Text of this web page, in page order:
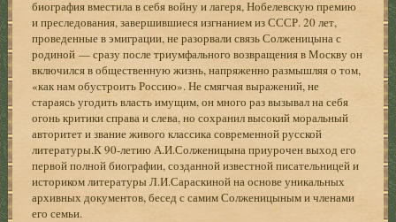
биография вместила в себя войну и лагеря, Нобелевскую премию
и преследования, завершившиеся изгнанием из СССР. 20 лет,
проведенные в эмиграции, не разорвали связь Солженицына с
родиной — сразу после триумфального возвращения в Москву он
включился в общественную жизнь, напряженно размышляя о том,
«как нам обустроить Россию». Не смягчая выражений, не
стараясь угодить власть имущим, он много раз вызывал на себя
огонь критики справа и слева, но сохранил высокий моральный
авторитет и звание живого классика современной русской
литературы.К 90-летию А.И.Солженицына приурочен выход его
первой полной биографии, созданной известной писательницей и
историком литературы Л.И.Сараскиной на основе уникальных
архивных документов, бесед с самим Солженицыным и членами
его семьи.